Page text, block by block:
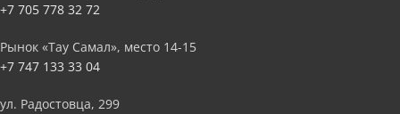
+7 705 778 32 72
Рынок «Тау Самал», место 14-15
+7 747 133 33 04
ул. Радостовца, 299